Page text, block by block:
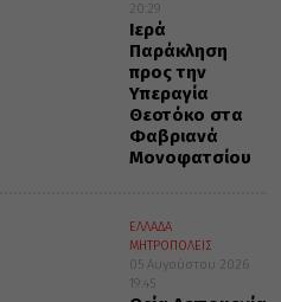
20:29
Ιερά
Παράκληση
προς την
Υπεραγία
Θεοτόκο στα
Φαβριανά
Μονοφατσίου
ΕΛΛΑΔΑ
ΜΗΤΡΟΠΟΛΕΙΣ
05 Αυγούστου 2026
19:45